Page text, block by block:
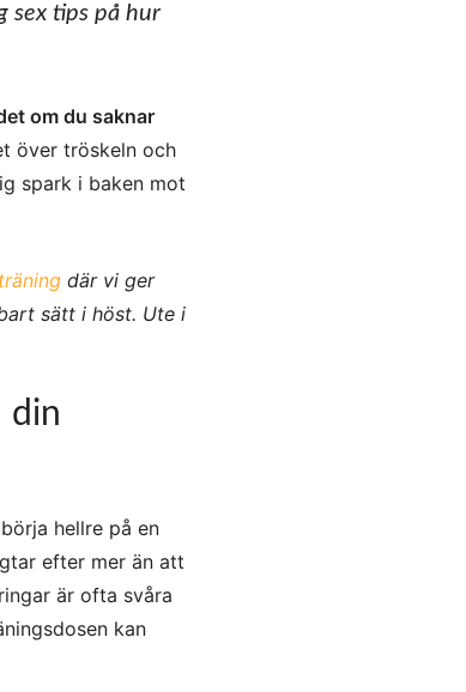
sex tips på hur
om du saknar
över tröskeln och
spark i baken mot
där vi ger
sätt i höst. Ute i
din
hellre på en
efter mer än att
är ofta svåra
kan